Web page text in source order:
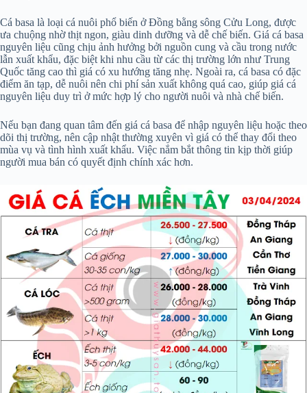
Cá basa là loại cá nuôi phổ biến ở Đồng bằng sông Cửu Long, được
ưa chuộng nhờ thịt ngon, giàu dinh dưỡng và dễ chế biến. Giá cá basa
nguyên liệu cũng chịu ảnh hưởng bởi nguồn cung và cầu trong nước
lẫn xuất khẩu, đặc biệt khi nhu cầu từ các thị trường lớn như Trung
Quốc tăng cao thì giá có xu hướng tăng nhẹ. Ngoài ra, cá basa có đặc
điểm ăn tạp, dễ nuôi nên chi phí sản xuất không quá cao, giúp giá cá
nguyên liệu duy trì ở mức hợp lý cho người nuôi và nhà chế biến.
Nếu bạn đang quan tâm đến giá cá basa để nhập nguyên liệu hoặc theo
dõi thị trường, nên cập nhật thường xuyên vì giá có thể thay đổi theo
mùa vụ và tình hình xuất khẩu. Việc nắm bắt thông tin kịp thời giúp
người mua bán có quyết định chính xác hơn.